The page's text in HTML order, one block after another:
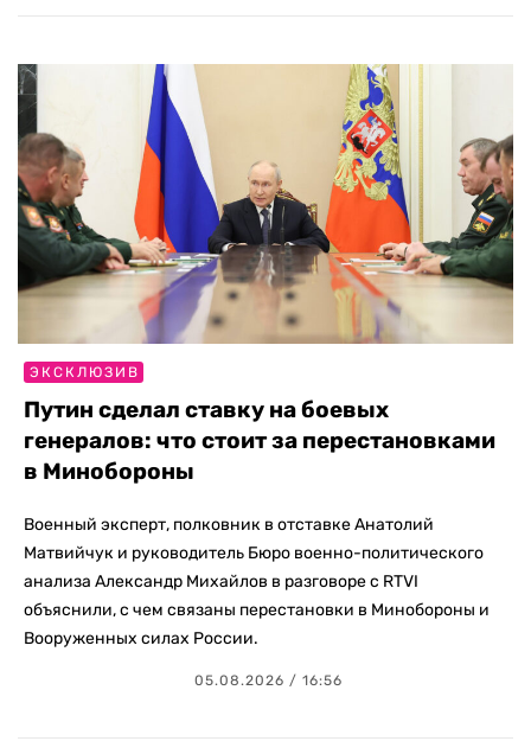
ЭКСКЛЮЗИВ
Путин сделал ставку на боевых
генералов: что стоит за перестановками
в Минобороны
Военный эксперт, полковник в отставке Анатолий
Матвийчук и руководитель Бюро военно-политического
анализа Александр Михайлов в разговоре с RTVI
объяснили, с чем связаны перестановки в Минобороны и
Вооруженных силах России.
05.08.2026 / 16:56